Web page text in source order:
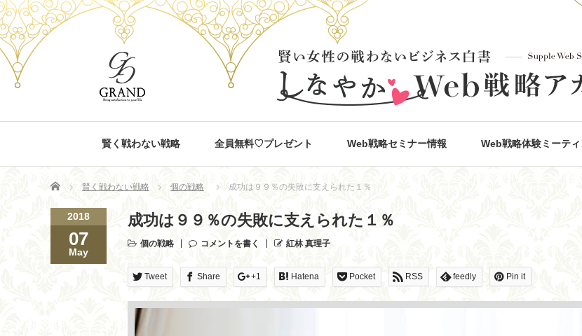
賢く戦わない戦略 全員無料♡プレゼント Web戦略セミナー情報 Web戦略体験ミーテ
Home 賢く戦わない戦略 個の戦略 成功は９９％の失敗に支えられた１％
2018
07
May
成功は９９％の失敗に支えられた１％
個の戦略 コメントを書く 紅林 真理子
Tweet Share +1 Hatena Pocket RSS feedly Pin it